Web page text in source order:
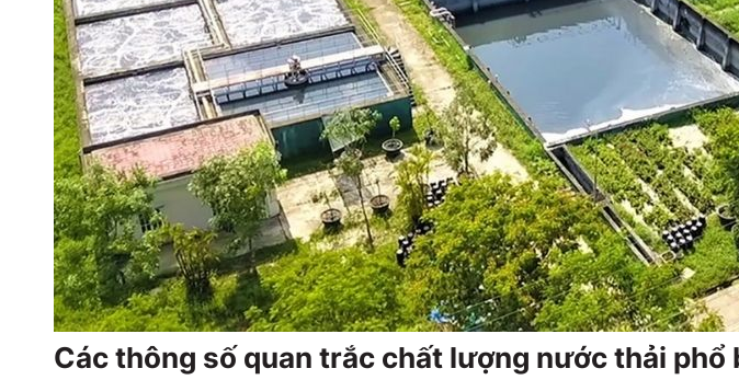
Các thông số quan trắc chất lượng nước thải phổ